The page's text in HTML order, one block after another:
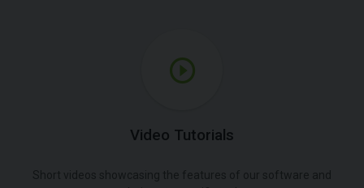
Video Tutorials